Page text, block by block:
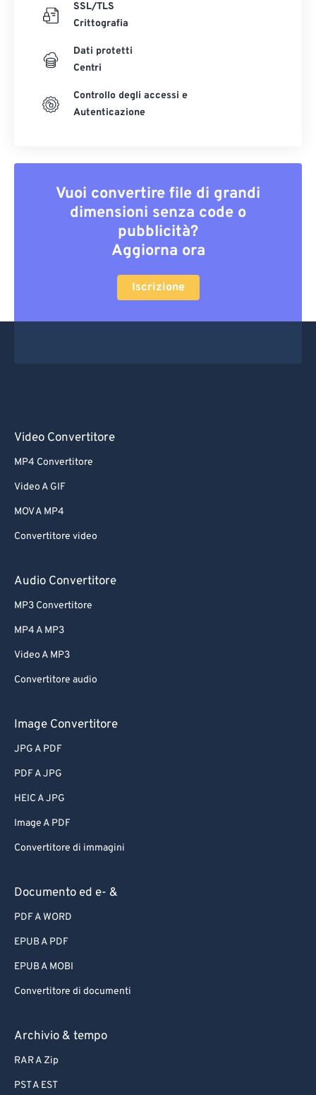
SSL/TLS
Crittografia
Dati protetti
Centri
Controllo degli accessi e
Autenticazione
Vuoi convertire file di grandi
dimensioni senza code o
pubblicità?
Aggiorna ora
Iscrizione
Video Convertitore
MP4 Convertitore
Video A GIF
MOV A MP4
Convertitore video
Audio Convertitore
MP3 Convertitore
MP4 A MP3
Video A MP3
Convertitore audio
Image Convertitore
JPG A PDF
PDF A JPG
HEIC A JPG
Image A PDF
Convertitore di immagini
Documento ed e- &
PDF A WORD
EPUB A PDF
EPUB A MOBI
Convertitore di documenti
Archivio & tempo
RAR A Zip
PST A EST